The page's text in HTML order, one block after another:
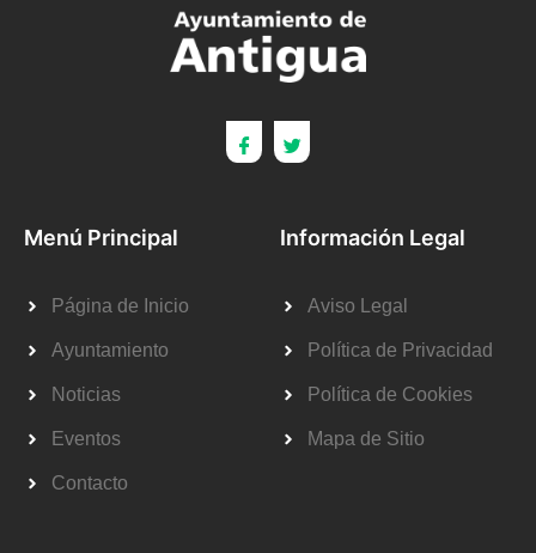
Menú Principal
Página de Inicio
Ayuntamiento
Noticias
Eventos
Contacto
Información Legal
Aviso Legal
Política de Privacidad
Política de Cookies
Mapa de Sitio